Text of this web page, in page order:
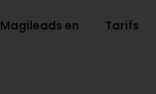
Magileads en Tarifs